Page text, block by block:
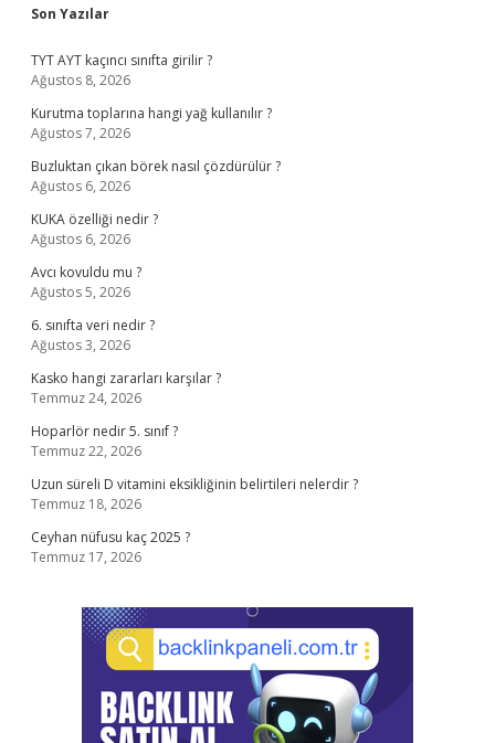
Sidebar
Son Yazılar
TYT AYT kaçıncı sınıfta girilir ?
Ağustos 8, 2026
Kurutma toplarına hangi yağ kullanılır ?
Ağustos 7, 2026
Buzluktan çıkan börek nasıl çözdürülür ?
Ağustos 6, 2026
KUKA özelliği nedir ?
Ağustos 6, 2026
Avcı kovuldu mu ?
Ağustos 5, 2026
6. sınıfta veri nedir ?
Ağustos 3, 2026
Kasko hangi zararları karşılar ?
Temmuz 24, 2026
Hoparlör nedir 5. sınıf ?
Temmuz 22, 2026
Uzun süreli D vitamini eksikliğinin belirtileri nelerdir ?
Temmuz 18, 2026
Ceyhan nüfusu kaç 2025 ?
Temmuz 17, 2026